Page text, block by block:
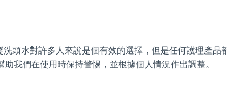
頭水對許多人來說是個有效的選擇，但是任何護理產品
我們在使用時保持警惕，並根據個人情況作出調整。